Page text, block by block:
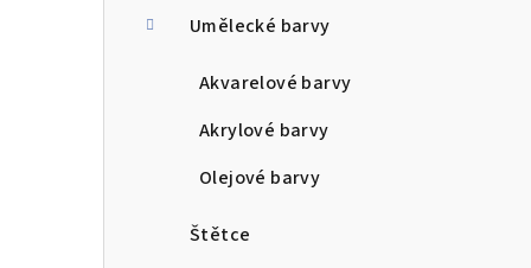
Umělecké barvy
Akvarelové barvy
Akrylové barvy
Olejové barvy
Štětce